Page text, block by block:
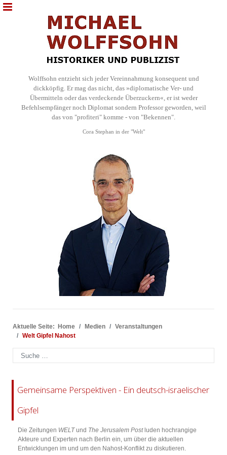
Wolffsohn entzieht sich jeder Vereinnahmung konsequent und
dickköpfig. Er mag das nicht, das »diplomatische Ver- und
Übermitteln oder das verdeckende Überzuckern«, er ist weder
Befehlsempfänger noch Diplomat sondern Professor geworden, weil
das von "profiteri" komme - von "Bekennen".
Cora Stephan in der "Welt"
Aktuelle Seite: Home Medien
Veranstaltungen
Welt Gipfel Nahost
Suchen
Gemeinsame Perspektiven - Ein deutsch-israelischer
Gipfel
Die Zeitungen WELTund The Jerusalem Postluden hochrangige
Akteure und Experten nach Berlin ein, um über die aktuellen
Entwicklungen im und um den Nahost-Konflikt zu diskutieren.